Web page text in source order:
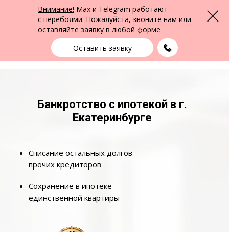
Внимание! Max и Telegram работают
с перебоями. Пожалуйста, звоните нам или
оставляйте заявку в любой форме
Оставить заявку
Меню
Юридическая помощь в Екатеринбурге
ФПК Альтернатива
Екатеринбург
выбрать город
+7 (343) 363-91-89
Сохранение в ипотеке
единственной квартиры
Банкротство с ипотекой в г.
Екатеринбурге
Списание остальных долгов
прочих кредиторов